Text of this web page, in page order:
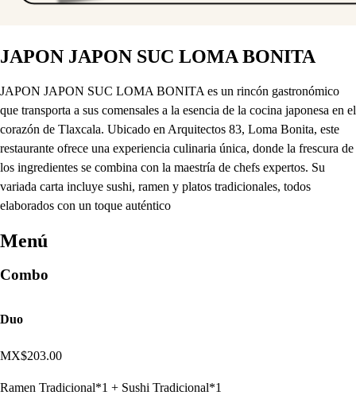
JAPON JAPON SUC LOMA BONITA
JAPON JAPON SUC LOMA BONITA es un rincón gastronómico
que transporta a sus comensales a la esencia de la cocina japonesa en el
corazón de Tlaxcala. Ubicado en Arquitectos 83, Loma Bonita, este
restaurante ofrece una experiencia culinaria única, donde la frescura de
los ingredientes se combina con la maestría de chefs expertos. Su
variada carta incluye sushi, ramen y platos tradicionales, todos
elaborados con un toque auténtico
Menú
Combo
Duo
MX$203.00
Ramen Tradicional*1 + Sushi Tradicional*1